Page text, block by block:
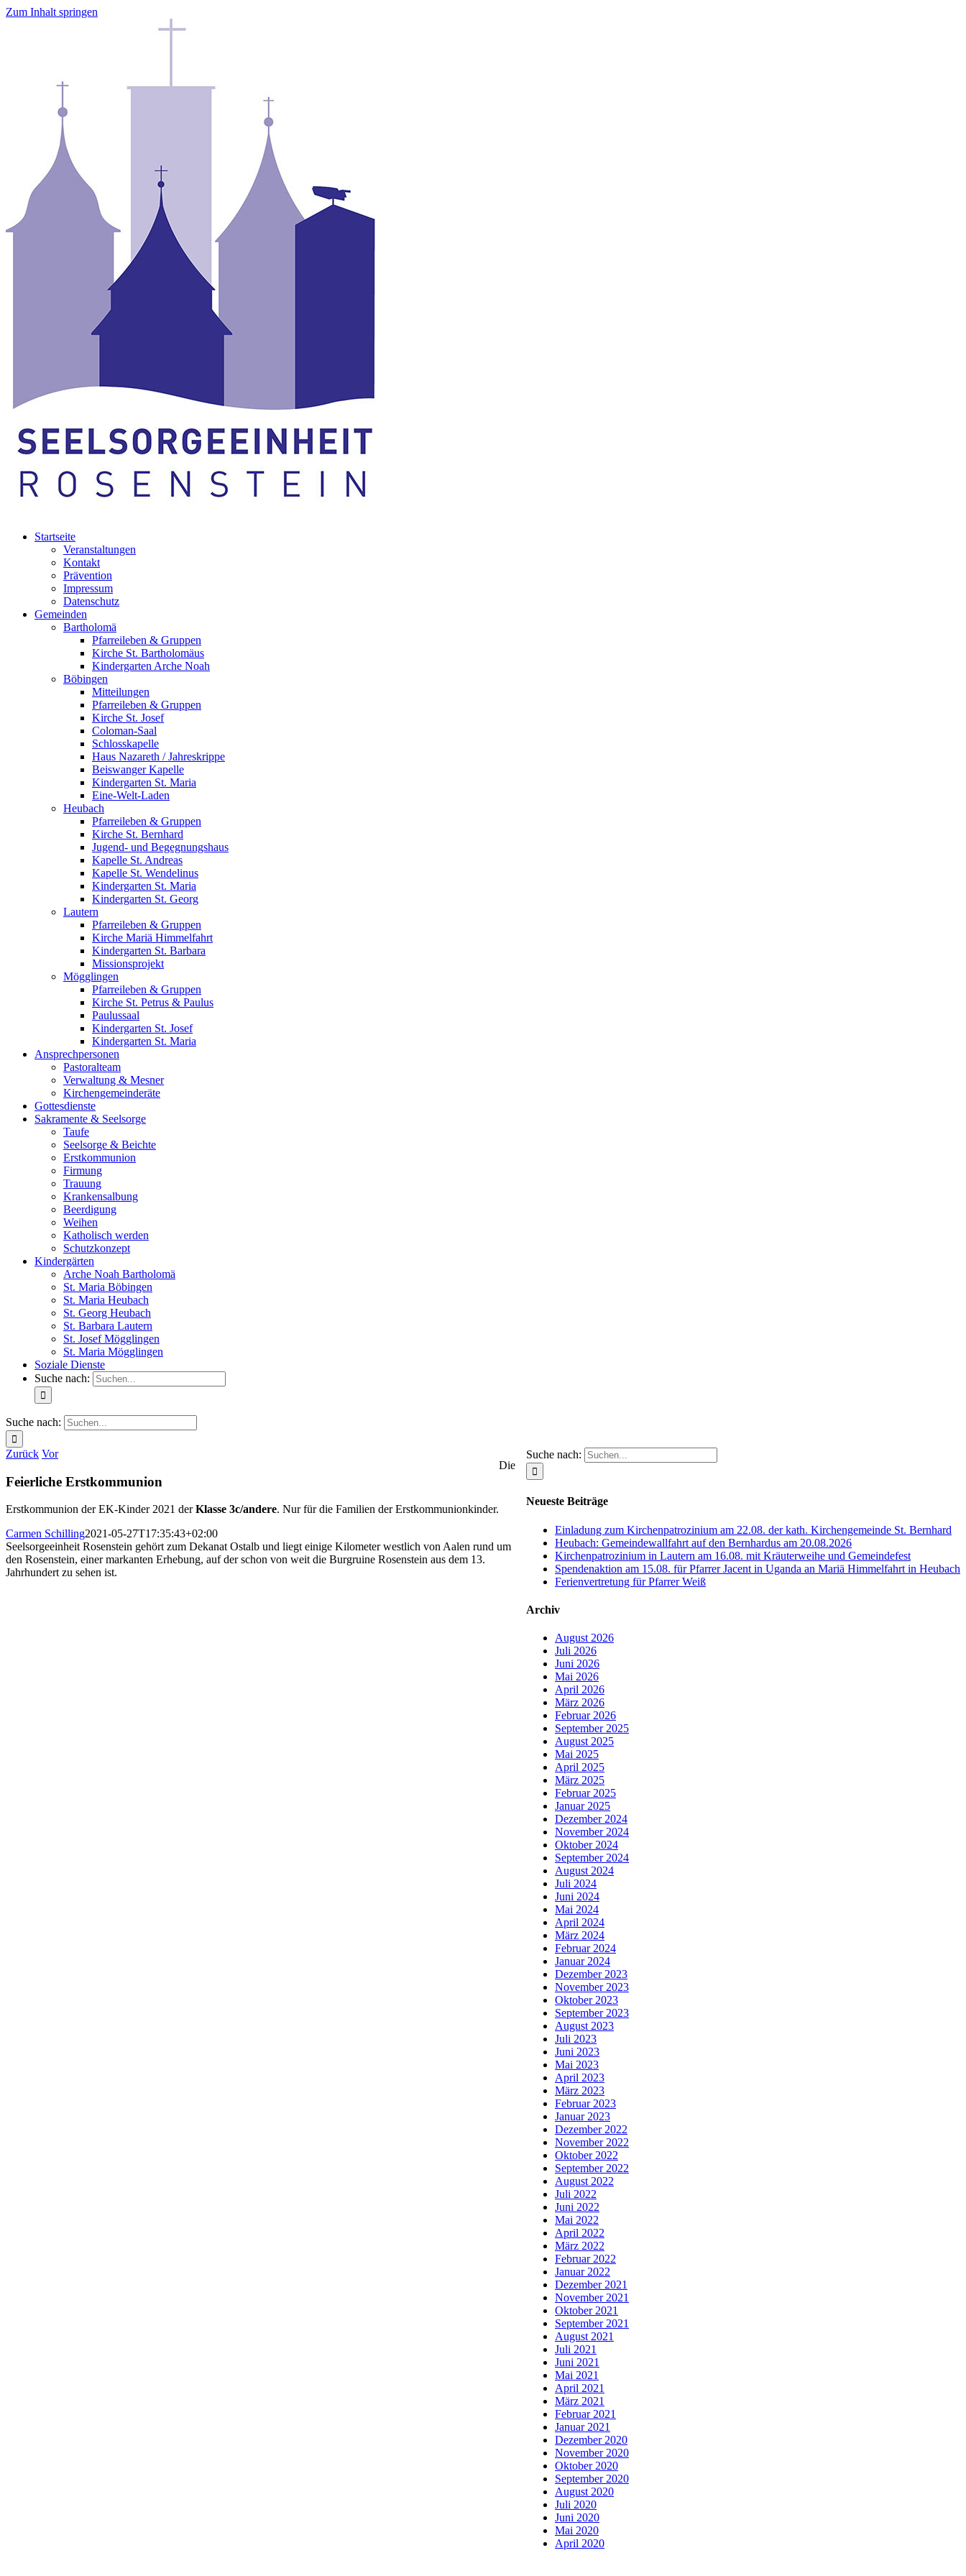
Zum Inhalt springen
Startseite
Veranstaltungen
Kontakt
Prävention
Impressum
Datenschutz
Gemeinden
Bartholomä
Pfarreileben & Gruppen
Kirche St. Bartholomäus
Kindergarten Arche Noah
Böbingen
Mitteilungen
Pfarreileben & Gruppen
Kirche St. Josef
Coloman-Saal
Schlosskapelle
Haus Nazareth / Jahreskrippe
Beiswanger Kapelle
Kindergarten St. Maria
Eine-Welt-Laden
Heubach
Pfarreileben & Gruppen
Kirche St. Bernhard
Jugend- und Begegnungshaus
Kapelle St. Andreas
Kapelle St. Wendelinus
Kindergarten St. Maria
Kindergarten St. Georg
Lautern
Pfarreileben & Gruppen
Kirche Mariä Himmelfahrt
Kindergarten St. Barbara
Missionsprojekt
Mögglingen
Pfarreileben & Gruppen
Kirche St. Petrus & Paulus
Paulussaal
Kindergarten St. Josef
Kindergarten St. Maria
Ansprechpersonen
Pastoralteam
Verwaltung & Mesner
Kirchengemeinderäte
Gottesdienste
Sakramente & Seelsorge
Taufe
Seelsorge & Beichte
Erstkommunion
Firmung
Trauung
Krankensalbung
Beerdigung
Weihen
Katholisch werden
Schutzkonzept
Kindergärten
Arche Noah Bartholomä
St. Maria Böbingen
St. Maria Heubach
St. Georg Heubach
St. Barbara Lautern
St. Josef Mögglingen
St. Maria Mögglingen
Soziale Dienste
Suche nach:
Suche nach:
Zurück Vor
Feierliche Erstkommunion
Erstkommunion der EK-Kinder 2021 derKlasse 3c/andere. Nur für die Familien der Erstkommunionkinder.
Carmen Schilling2021-05-27T17:35:43+02:00
Suche nach:
Neueste Beiträge
Einladung zum Kirchenpatrozinium am 22.08. der kath. Kirchengemeinde St. Bernhard
Heubach: Gemeindewallfahrt auf den Bernhardus am 20.08.2026
Kirchenpatrozinium in Lautern am 16.08. mit Kräuterweihe und Gemeindefest
Spendenaktion am 15.08. für Pfarrer Jacent in Uganda an Mariä Himmelfahrt in Heubach
Ferienvertretung für Pfarrer Weiß
Archiv
August 2026
Juli 2026
Juni 2026
Mai 2026
April 2026
März 2026
Februar 2026
September 2025
August 2025
Mai 2025
April 2025
März 2025
Februar 2025
Januar 2025
Dezember 2024
November 2024
Oktober 2024
September 2024
August 2024
Juli 2024
Juni 2024
Mai 2024
April 2024
März 2024
Februar 2024
Januar 2024
Dezember 2023
November 2023
Oktober 2023
September 2023
August 2023
Juli 2023
Juni 2023
Mai 2023
April 2023
März 2023
Februar 2023
Januar 2023
Dezember 2022
November 2022
Oktober 2022
September 2022
August 2022
Juli 2022
Juni 2022
Mai 2022
April 2022
März 2022
Februar 2022
Januar 2022
Dezember 2021
November 2021
Oktober 2021
September 2021
August 2021
Juli 2021
Juni 2021
Mai 2021
April 2021
März 2021
Februar 2021
Januar 2021
Dezember 2020
November 2020
Oktober 2020
September 2020
August 2020
Juli 2020
Juni 2020
Mai 2020
April 2020
Die
Seelsorgeeinheit Rosenstein gehört zum Dekanat Ostalb und liegt einige Kilometer westlich von Aalen rund um
den Rosenstein, einer markanten Erhebung, auf der schon von weit die Burgruine Rosenstein aus dem 13.
Jahrhundert zu sehen ist.